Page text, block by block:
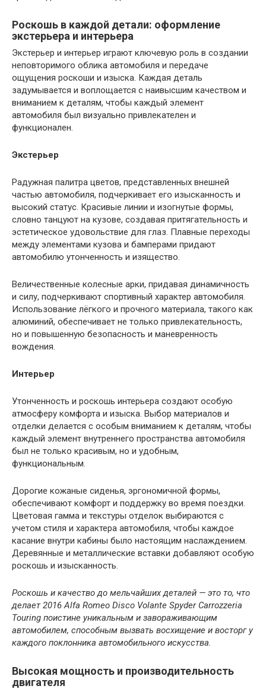
Роскошь в каждой детали: оформление
экстерьера и интерьера
Экстерьер и интерьер играют ключевую роль в создании
неповторимого облика автомобиля и передаче
ощущения роскоши и изыска. Каждая деталь
задумывается и воплощается с наивысшим качеством и
вниманием к деталям, чтобы каждый элемент
автомобиля был визуально привлекателен и
функционален.
Экстерьер
Радужная палитра цветов, представленных внешней
частью автомобиля, подчеркивает его изысканность и
высокий статус. Красивые линии и изогнутые формы,
словно танцуют на кузове, создавая притягательность и
эстетическое удовольствие для глаз. Плавные переходы
между элементами кузова и бамперами придают
автомобилю утонченность и изящество.
Величественные колесные арки, придавая динамичность
и силу, подчеркивают спортивный характер автомобиля.
Использование лёгкого и прочного материала, такого как
алюминий, обеспечивает не только привлекательность,
но и повышенную безопасность и маневренность
вождения.
Интерьер
Утонченность и роскошь интерьера создают особую
атмосферу комфорта и изыска. Выбор материалов и
отделки делается с особым вниманием к деталям, чтобы
каждый элемент внутреннего пространства автомобиля
был не только красивым, но и удобным,
функциональным.
Дорогие кожаные сиденья, эргономичной формы,
обеспечивают комфорт и поддержку во время поездки.
Цветовая гамма и текстуры отделок выбираются с
учетом стиля и характера автомобиля, чтобы каждое
касание внутри кабины было настоящим наслаждением.
Деревянные и металлические вставки добавляют особую
роскошь и изысканность.
Роскошь и качество до мельчайших деталей — это то, что
делает 2016 Alfa Romeo Disco Volante Spyder Carrozzeria
Touring поистине уникальным и завораживающим
автомобилем, способным вызвать восхищение и восторг у
каждого поклонника автомобильного искусства.
Высокая мощность и производительность
двигателя